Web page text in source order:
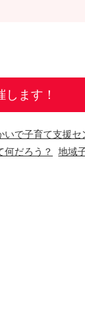
ます！
いで子育て支援
何だろう？
地域